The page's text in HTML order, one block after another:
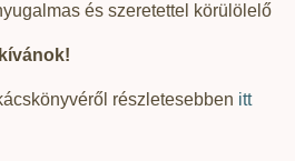
és szeretettel körülölelő
részletesebben itt